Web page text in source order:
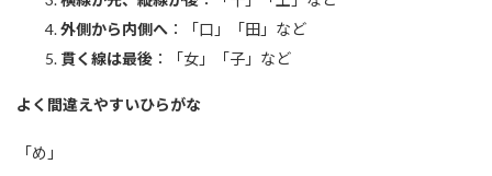
外側から内側へ ：「口」「田」など
貫く線は最後 ：「女」「子」など
よく間違えやすいひらがな
「め」